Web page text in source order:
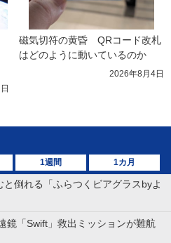
磁気切符の黄昏　QRコード改札
はどのように動いているのか
2026年8月4日
1週間 1カ月
倒れる「ふらつくビアグラスbyよ
鏡「Swift」救出ミッションが難航